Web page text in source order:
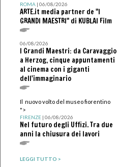
ROMA| 06/08/2026
ARTE.it media partner de "I
GRANDI MAESTRI" di KUBLAI Film
06/08/2026
I Grandi Maestri: da Caravaggio
a Herzog, cinque appuntamenti
al cinema con i giganti
dell'immaginario
Il nuovo volto del museo fiorentino
">
FIRENZE| 06/08/2026
Nel futuro degli Uffizi. Tra due
anni la chiusura dei lavori
LEGGI TUTTO >